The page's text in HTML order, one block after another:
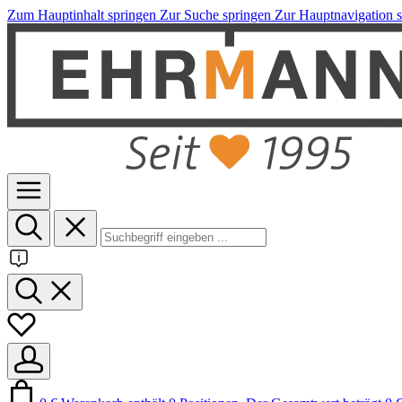
Zum Hauptinhalt springen Zur Suche springen Zur Hauptnavigation